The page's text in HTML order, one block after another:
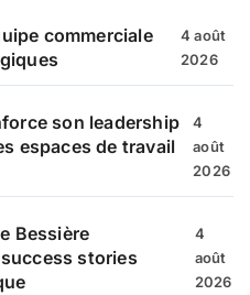
commerciale
4 août
2026
son leadership
espaces de travail
4
août
2026
Bessière
stories
4
août
2026